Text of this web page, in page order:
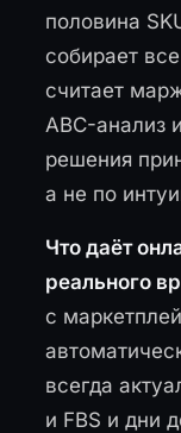
половина
собирает
считает
ABC-анализ
решения
а не по
Что даёт
реального
с
всегда
и FBS и дни